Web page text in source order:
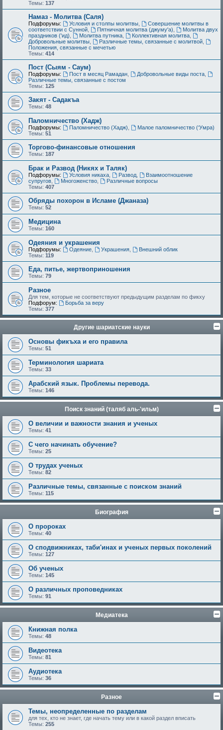
Темы: 137
Намаз - Молитва (Саля)
Подфорумы: Условия и столпы молитвы,
Совершение молитвы в
соответствии с Сунной
Пятничная молитва (джуму'а)
Молитва двух
праздников ('ид)
Молитва путника, Коллективная молитва,
Добровольные молитвы
Различные темы, связанные с молитвой,
Положения, связанные с мечетью
Темы: 414
Пост (Сыям - Саум)
Подфорумы: Пост в месяц Рамадан, Добровольные виды поста,
Различные темы, связанные с постом
Темы: 125
Закят - Cадакъа
Темы: 48
Паломничество (Хадж)
Подфорумы: Паломничество (Хадж)
Малое паломничество (‘Умра)
Темы: 51
Торгово-финансовые отношения
Темы: 187
Брак и Развод (Никях и Таляк)
Подфорумы: Условия никаха, Развод,
Взаимоотношение
супругов
Многоженство,
Различные вопросы
Темы: 407
Обряды похорон в Исламе (Джаназа)
Темы: 52
Медицина
Темы: 160
Одеяния и украшения
Подфорумы: Одеяние, Украшения,
Внешний облик
Темы: 119
Еда, питье, жертвоприношения
Темы: 79
Разное
Для тем, которые не соответствуют предыдущим разделам по фикху
Подфорум:
Борьба за веру
Темы: 377
Другие шариатские науки
Основы фикъха и его правила
Темы: 51
Терминология шариата
Темы: 33
Арабский язык. Проблемы перевода.
Темы: 146
Поиск знаний (таляб аль-'ильм)
О величии и важности знания и ученых
Темы: 41
С чего начинать обучение?
Темы: 25
О трудах ученых
Темы: 82
Различные темы, связанные с поиском знаний
Темы: 115
Биография
О пророках
Темы: 40
О сподвижниках, таби'инах и ученых первых поколений
Темы: 127
Об ученых
Темы: 145
О различных проповедниках
Темы: 91
Медиатека
Книжная полка
Темы: 48
Видеотека
Темы: 81
Аудиотека
Темы: 36
Разное
Темы, неопределенные по разделам
для тех, кто не знает, где начать тему или в какой раздел вписать
Темы: 255